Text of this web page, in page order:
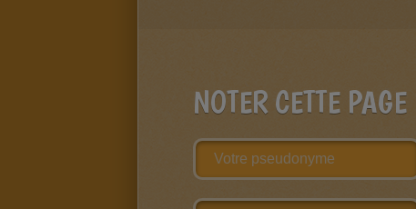
NOTER CETTE PAGE